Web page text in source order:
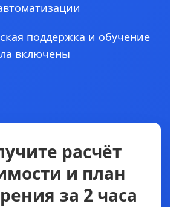
поддержка и обучение
включены
расчёт
и план
за 2 часа